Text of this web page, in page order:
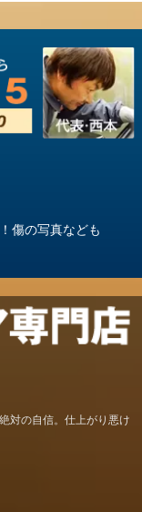
傷の写真なども
対の自信。仕上がり悪け